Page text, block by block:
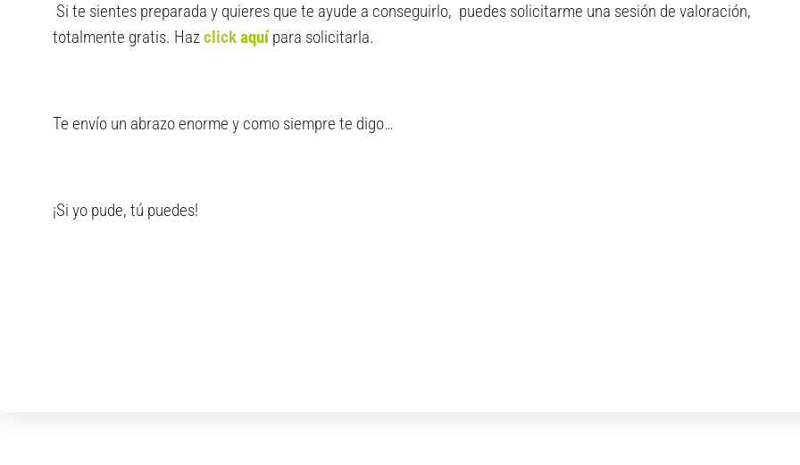
Si te sientes preparada y quieres que te ayude a conseguirlo, puedes solicitarme una sesión de valoración,
totalmente gratis. Hazclickaquí para solicitarla.
Te envío un abrazo enorme y como siempre te digo…
¡Si yo pude, tú puedes!